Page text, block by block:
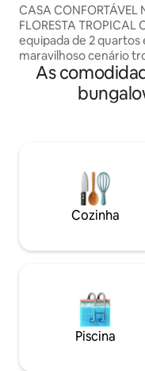
imersão privada no
CASA CONFORTÁVEL
FLORESTA
equipada de 2 quartos
maravilhoso cenário
da natureza e
na Casa Lirio. A uma
de lindas praias (1,5
os básicos e água
AC. Café da manhã
serviço de lavanderia
nos arredores da
As
Cozinha
Piscina